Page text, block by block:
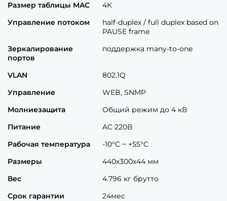
Размер таблицы MAC
4К
Управление потоком
half-duplex / full duplex based on
PAUSE frame
Зеркалирование
портов
поддержка many-to-one
VLAN
802.1Q
Управление
WEB, SNMP
Молниезащита
Общий режим до 4 кВ
Питание
AC 220В
Рабочая температура
-10°C ~ +55°C
Размеры
440х300х44 мм
Вес
4.796 кг брутто
Срок гарантии
24мес